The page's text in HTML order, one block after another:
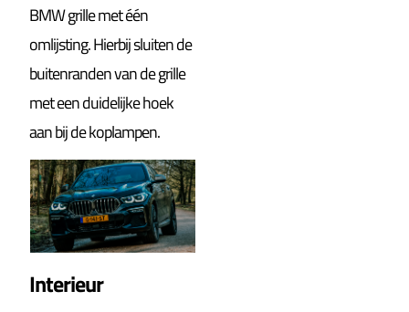
BMW grille met één
omlijsting. Hierbij sluiten de
buitenranden van de grille
met een duidelijke hoek
aan bij de koplampen.
Interieur